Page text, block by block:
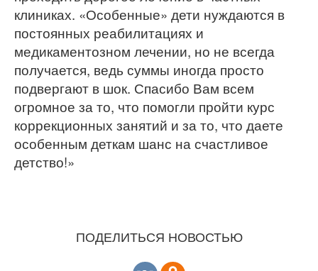
клиниках. «Особенные» дети нуждаются в
постоянных реабилитациях и
медикаментозном лечении, но не всегда
получается, ведь суммы иногда просто
подвергают в шок. Спасибо Вам всем
огромное за то, что помогли пройти курс
коррекционных занятий и за то, что даете
особенным деткам шанс на счастливое
детство!»
ПОДЕЛИТЬСЯ НОВОСТЬЮ